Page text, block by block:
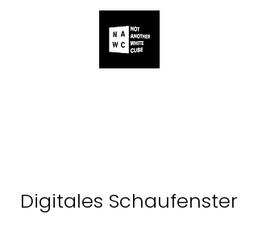
Digitales Schaufenster